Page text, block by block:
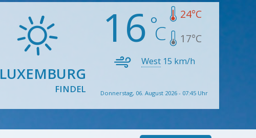
LUXEMBURG
FINDEL
16 24°C
17°C
West 15 km/h
Donnerstag, 06. August 2026 - 07:45 Uhr